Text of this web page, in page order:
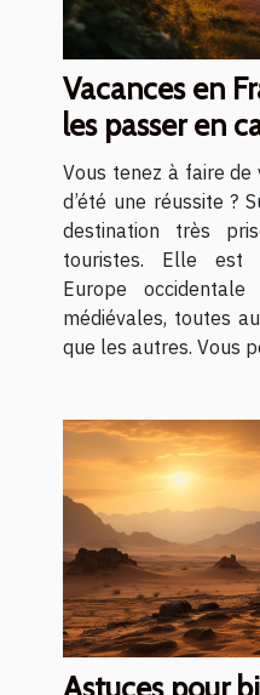
Vacances en
les passer en
Vous tenez à faire de
d’été une réussite ?
destination très
touristes. Elle est
Europe
médiévales, toutes
que les autres. Vous
Astuces pour